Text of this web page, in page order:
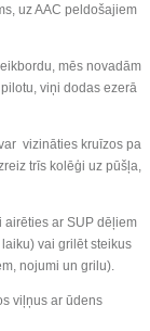
uz AAC peldošajiem
mēs novadām
viņi dodas ezerā
vizināties kruīzos pa
trīs kolēģi uz pūšļa,
airēties ar SUP dēļiem
vai grilēt steikus
nojumi un grilu).
viļņus ar ūdens